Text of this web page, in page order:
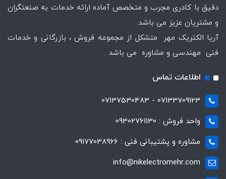
دقیق با کادری مجرب و متخصص آماده ارائه خدمات به صنعتگران
و مشتریان عزیز می باشد.
آریا الکتریک مهر متشکل از مجموعه فروش ، بازرگانی و خدمات
فنی مهندسی و مشاوره می باشد .
اطلاعات تماس
07133709123 - 07137530483
واحد فروش : 09302761130
مشاوره و پشتیبانی فنی : 09177038966
info@nikelectromehr.com